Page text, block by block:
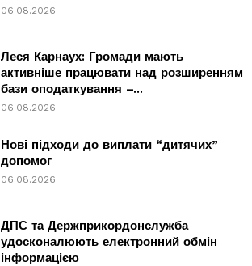
06.08.2026
Леся Карнаух: Громади мають
активніше працювати над розширенням
бази оподаткування –...
06.08.2026
Нові підходи до виплати “дитячих”
допомог
06.08.2026
ДПС та Держприкордонслужба
удосконалюють електронний обмін
інформацією